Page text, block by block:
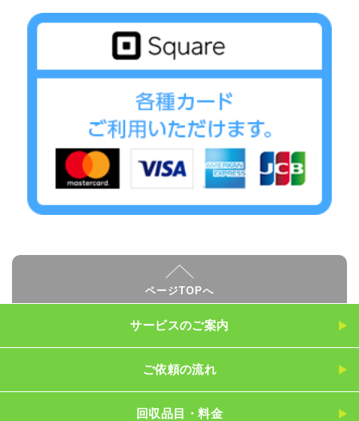
ページTOPへ
サービスのご案内
ご依頼の流れ
回収品目・料金